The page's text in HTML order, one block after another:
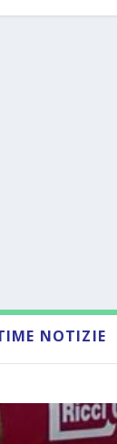
NOTIZIE